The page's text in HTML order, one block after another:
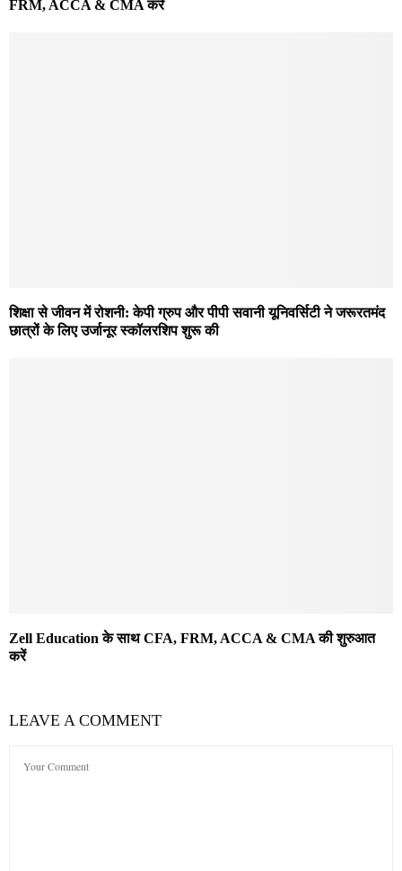
FRM, ACCA & CMA करें
शिक्षा से जीवन में रोशनी: केपी ग्रुप और पीपी सवानी यूनिवर्सिटी ने जरूरतमंद
छात्रों के लिए उर्जानूर स्कॉलरशिप शुरू की
Zell Education के साथ CFA, FRM, ACCA & CMA की शुरुआत
करें
LEAVE A COMMENT